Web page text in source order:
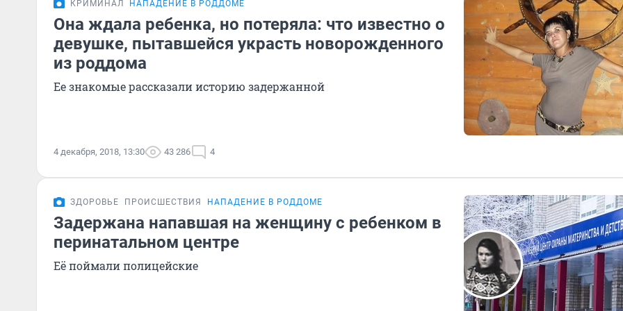
КРИМИНАЛ НАПАДЕНИЕ В РОДДОМЕ
Она ждала ребенка, но потеряла: что известно о
девушке, пытавшейся украсть новорожденного
из роддома
Ее знакомые рассказали историю задержанной
4 декабря, 2018, 13:30 43 286 4
ЗДОРОВЬЕ ПРОИСШЕСТВИЯ НАПАДЕНИЕ В РОДДОМЕ
Задержана напавшая на женщину с ребенком в
перинатальном центре
Её поймали полицейские